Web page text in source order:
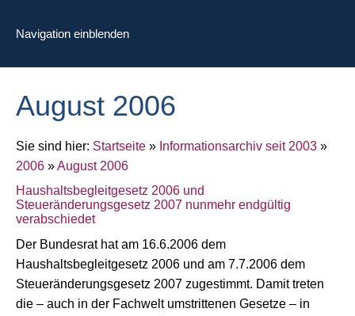
Navigation einblenden
August 2006
Sie sind hier: Startseite » Informationsarchiv seit 2003 »
2006 »August 2006
Haushaltsbegleitgesetz 2006 und
Steueränderungsgesetz 2007 nunmehr endgültig
verabschiedet
Der Bundesrat hat am 16.6.2006 dem
Haushaltsbegleitgesetz 2006 und am 7.7.2006 dem
Steueränderungsgesetz 2007 zugestimmt. Damit treten
die – auch in der Fachwelt umstrittenen Gesetze – in